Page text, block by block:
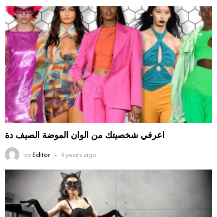
اعرفي شخصيتك من الوان الموضة الصيف دة
byEditor 4 years ago